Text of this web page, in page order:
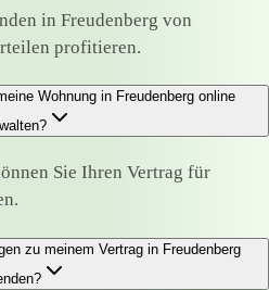
in Freudenberg von
profitieren.
Wohnung in Freudenberg online
Sie Ihren Vertrag für
zu meinem Vertrag in Freudenberg